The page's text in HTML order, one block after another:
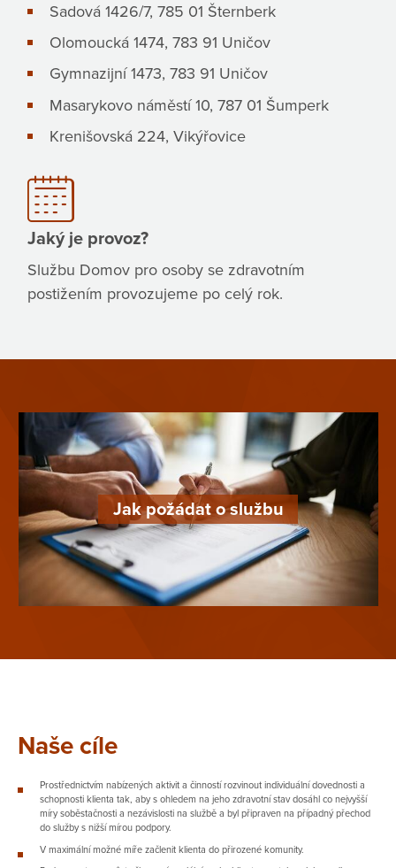
Sadová 1426/7, 785 01 Šternberk
Olomoucká 1474, 783 91 Uničov
Gymnazijní 1473, 783 91 Uničov
Masarykovo náměstí 10, 787 01 Šumperk
Krenišovská 224, Vikýřovice
Jaký je provoz?
Službu Domov pro osoby se zdravotním
postižením provozujeme po celý rok.
Jak požádat o službu
Naše cíle
Prostřednictvím nabízených aktivit a činností rozvinout individuální dovednosti a
schopnosti klienta tak, aby s ohledem na jeho zdravotní stav dosáhl co nejvyšší
míry soběstačnosti a nezávislosti na službě a byl připraven na případný přechod
do služby s nižší mírou podpory.
V maximální možné míře začlenit klienta do přirozené komunity.